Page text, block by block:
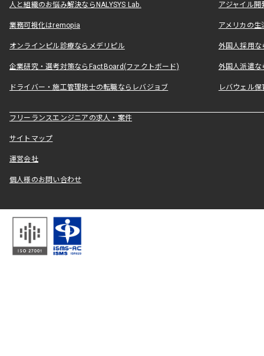
人と組織のお悩み解決ならNALYSYS Lab. アジャイル
業務可視化はremopia アメリカの
オンラインピル診療ならメデリピル 外国人採用
企業研究・選考対策ならFactBoard(ファクトボード) 外国人派遣な
ドライバー・施工管理技士の転職ならレバジョブ レバウェル
フリーランスエンジニアの求人・案件
サイトマップ
運営会社
個人様のお問い合わせ